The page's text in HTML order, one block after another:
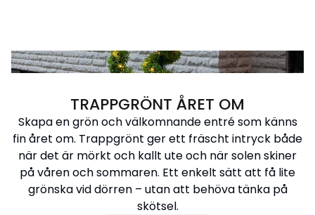
TRAPPGRÖNT ÅRET OM
Skapa en grön och välkomnande entré som känns
fin året om. Trappgrönt ger ett fräscht intryck både
när det är mörkt och kallt ute och när solen skiner
på våren och sommaren. Ett enkelt sätt att få lite
grönska vid dörren – utan att behöva tänka på
skötsel.